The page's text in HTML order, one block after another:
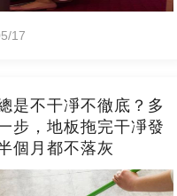
17
是不干凈不徹底？多
步，地板拖完干凈發
個月都不落灰